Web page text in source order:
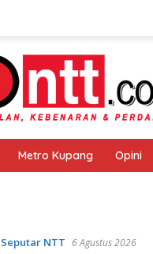
Metro Kupang Opini
Seputar NTT 6 Agustus 2026